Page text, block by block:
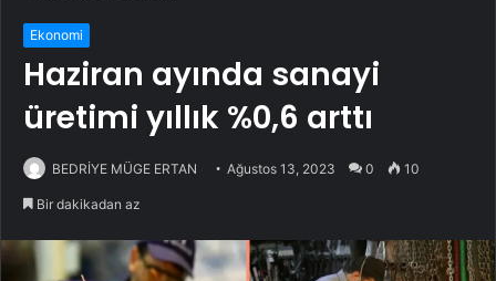
Ekonomi
Haziran ayında sanayi
üretimi yıllık %0,6 arttı
BEDRİYE MÜGE ERTAN Ağustos 13, 2023 0 10
Bir dakikadan az